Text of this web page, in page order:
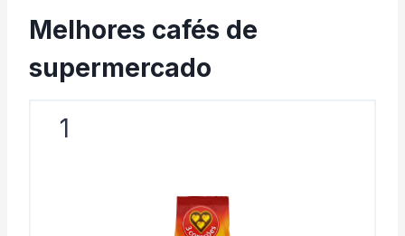
Melhores cafés de
supermercado
1